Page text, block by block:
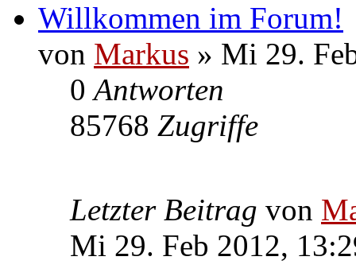
Willkommen im Forum!
von Markus » Mi 29.
0Antworten
85768 Zugriffe
Letzter Beitrag von
Mi 29. Feb 2012,